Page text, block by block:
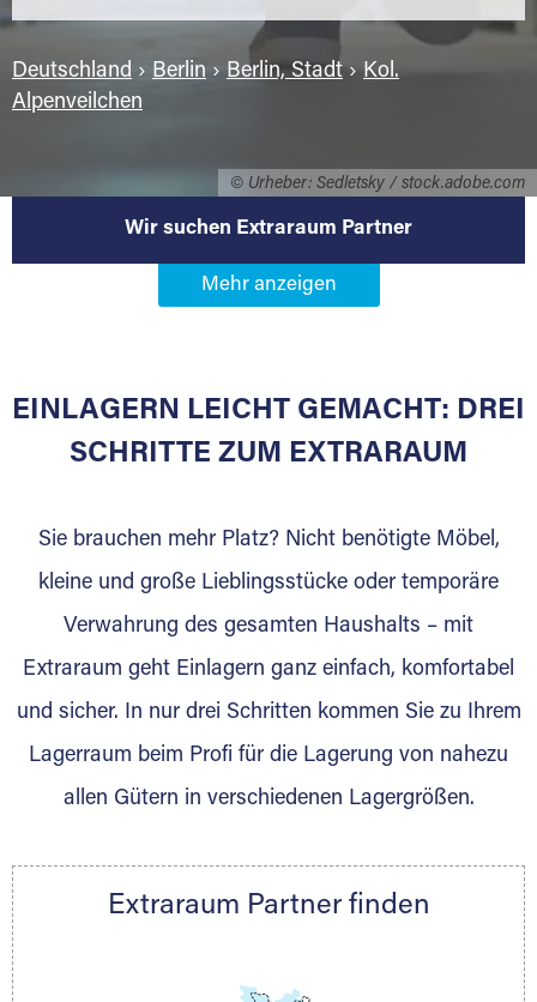
© Urheber: Sedletsky / stock.adobe.com
Deutschland › Berlin › Berlin, Stadt › Kol.
Alpenveilchen
Wir suchen Extraraum Partner
Werden Sie Extraraum Partner in
Sie bieten Kunden Lagerraum zur Miete, der
für die Einlagerung von Umzugsgut gebaut
Lagerkunden und Vermietungen.
Ihre Vorteile als Extraraum Partner:
Marktgerechte Preise
Digitale Buchungsplattform
Gewinnung von Neukunden
Nachricht.
Telefon:+49 6145 5442 - 404
DMG Aktiengesellschaft
EINLAGERN LEICHT GEMACHT: DREI
SCHRITTE ZUM EXTRARAUM
Sie brauchen mehr Platz? Nicht benötigte Möbel,
kleine und große Lieblingsstücke oder temporäre
Verwahrung des gesamten Haushalts – mit
Extraraum geht Einlagern ganz einfach, komfortabel
und sicher. In nur drei Schritten kommen Sie zu Ihrem
Lagerraum beim Profi für die Lagerung von nahezu
allen Gütern in verschiedenen Lagergrößen.
Extraraum Partner finden